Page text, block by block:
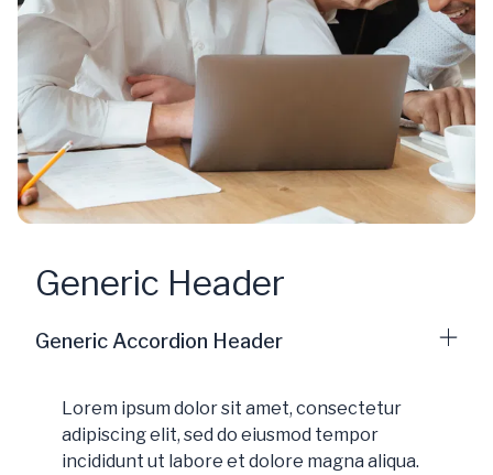
Generic Header
Generic Accordion Header
Lorem ipsum dolor sit amet, consectetur
adipiscing elit, sed do eiusmod tempor
incididunt ut labore et dolore magna aliqua.